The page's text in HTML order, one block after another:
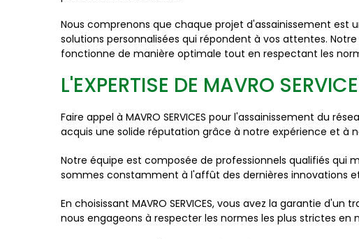
Nous comprenons que chaque projet d'assainissement est
solutions personnalisées qui répondent à vos attentes.
fonctionne de manière optimale tout en respectant les
L'EXPERTISE DE MAVRO
Faire appel à MAVRO SERVICES pour l'assainissement du
acquis une solide réputation grâce à notre expérience et à
Notre équipe est composée de professionnels qualifiés qui
sommes constamment à l'affût des dernières innovations
En choisissant MAVRO SERVICES, vous avez la garantie
nous engageons à respecter les normes les plus strictes